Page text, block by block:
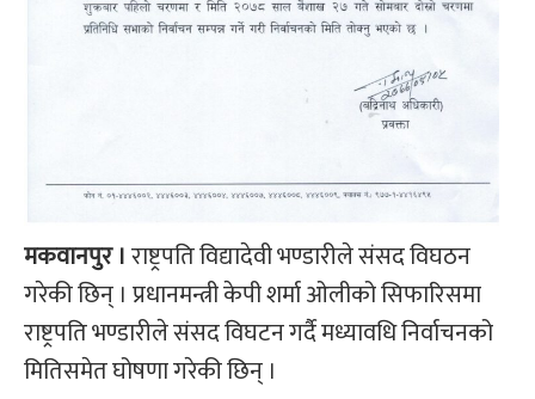
मकवानपुर ।राष्ट्रपति विद्यादेवी भण्डारीले संसद विघठन
गरेकी छिन् । प्रधानमन्त्री केपी शर्मा ओलीको सिफारिसमा
राष्ट्रपति भण्डारीले संसद विघटन गर्दै मध्यावधि निर्वाचनको
मितिसमेत घोषणा गरेकी छिन् ।